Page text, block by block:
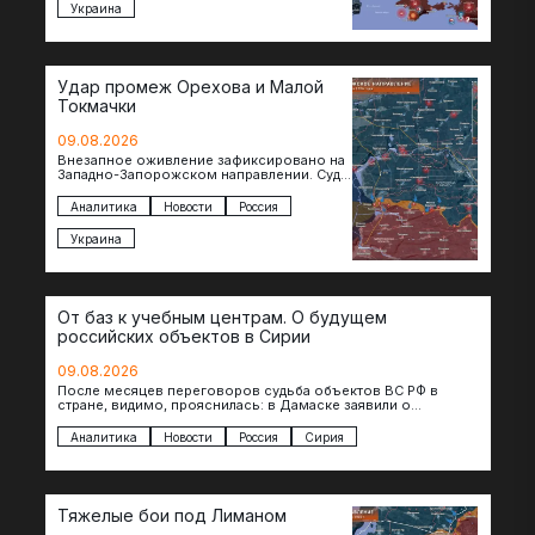
Украина
Удар промеж Орехова и Малой
Токмачки
09.08.2026
Внезапное оживление зафиксировано на
Западно-Запорожском направлении. Судя
подразделения предприняли рывок в
сторону западных окраин Малой
Токмачки…
Аналитика Новости Россия
Украина
От баз к учебным центрам. О будущем
российских объектов в Сирии
09.08.2026
После месяцев переговоров судьба объектов ВС РФ в
стране, видимо, прояснилась: в Дамаске заявили о
Аналитика Новости Россия Сирия
Тяжелые бои под Лиманом